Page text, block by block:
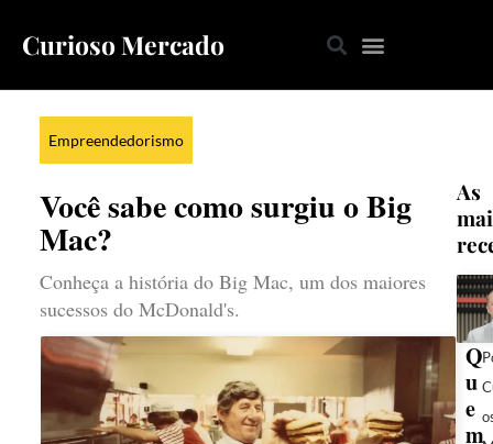
Curioso Mercado
Empreendedorismo
Você sabe como surgiu o Big
Mac?
Conheça a história do Big Mac, um dos maiores
sucessos do McDonald's.
As
Q
u
e
m